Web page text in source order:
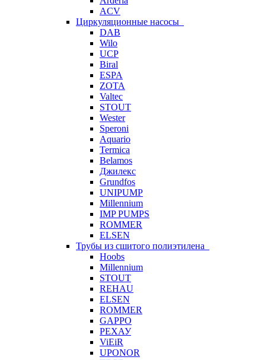
ACV
Циркуляционные насосы
DAB
Wilo
UCP
Biral
ESPA
ZOTA
Valtec
STOUT
Wester
Speroni
Aquario
Termica
Belamos
Джилекс
Grundfos
UNIPUMP
Millennium
IMP PUMPS
ROMMER
ELSEN
Трубы из сшитого полиэтилена
Hoobs
Millennium
STOUT
REHAU
ELSEN
ROMMER
GAPPO
РЕХАУ
ViEiR
UPONOR